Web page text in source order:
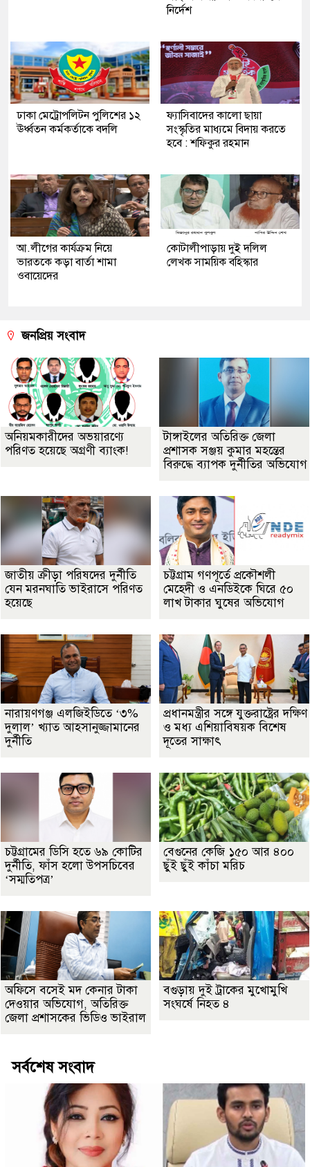
নির্দেশ
ঢাকা মেট্রোপলিটন পুলিশের ১২
ঊর্ধ্বতন কর্মকর্তাকে বদলি
ফ্যাসিবাদের কালো ছায়া
সংস্কৃতির মাধ্যমে বিদায় করতে
হবে : শফিকুর রহমান
আ.লীগের কার্যক্রম নিয়ে
ভারতকে কড়া বার্তা শামা
ওবায়েদের
কোটালীপাড়ায় দুই দলিল
লেখক সাময়িক বহিস্কার
জনপ্রিয় সংবাদ
অনিয়মকারীদের অভয়ারণ্যে
পরিণত হয়েছে অগ্রণী ব্যাংক!
টাঙ্গাইলের অতিরিক্ত জেলা
প্রশাসক সঞ্জয় কুমার মহন্তের
বিরুদ্ধে ব্যাপক দুর্নীতির অভিযোগ
জাতীয় ক্রীড়া পরিষদের দুর্নীতি
যেন মরনঘাতি ভাইরাসে পরিণত
হয়েছে
চট্টগ্রাম গণপূর্তে প্রকৌশলী
মেহেদী ও এনডিইকে ঘিরে ৫০
লাখ টাকার ঘুষের অভিযোগ
নারায়ণগঞ্জ এলজিইডিতে ‘৩%
দুলাল’ খ্যাত আহসানুজ্জামানের
দুর্নীতি
প্রধানমন্ত্রীর সঙ্গে যুক্তরাষ্ট্রের দক্ষিণ
ও মধ্য এশিয়াবিষয়ক বিশেষ
দূতের সাক্ষাৎ
চট্টগ্রামের ডিসি হতে ৬৯ কোটির
দুর্নীতি, ফাঁস হলো উপসচিবের
‘সম্মতিপত্র’
বেগুনের কেজি ১৫০ আর ৪০০
ছুঁই ছুঁই কাঁচা মরিচ
অফিসে বসেই মদ কেনার টাকা
দেওয়ার অভিযোগ, অতিরিক্ত
জেলা প্রশাসকের ভিডিও ভাইরাল
বগুড়ায় দুই ট্রাকের মুখোমুখি
সংঘর্ষে নিহত ৪
সর্বশেষ সংবাদ